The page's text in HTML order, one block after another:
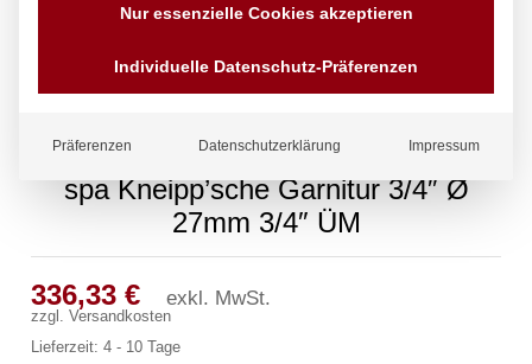
spa Kneipp’sche Garnitur 3/4″ Ø
27mm 3/4″ ÜM
336,33€ exkl. MwSt.
zzgl.Versandkosten
Lieferzeit:4 - 10 Tage
Nur essenzielle Cookies akzeptieren
Individuelle Datenschutz-Präferenzen
Präferenzen Datenschutzerklärung Impressum